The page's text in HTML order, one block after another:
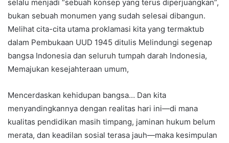
selalu menjadi “sebuah konsep yang terus diperjuangkan”,
bukan sebuah monumen yang sudah selesai dibangun.
Melihat cita-cita utama proklamasi kita yang termaktub
dalam Pembukaan UUD 1945 ditulis Melindungi segenap
bangsa Indonesia dan seluruh tumpah darah Indonesia,
Memajukan kesejahteraan umum,
Mencerdaskan kehidupan bangsa… Dan kita
menyandingkannya dengan realitas hari ini—di mana
kualitas pendidikan masih timpang, jaminan hukum belum
merata, dan keadilan sosial terasa jauh—maka kesimpulan